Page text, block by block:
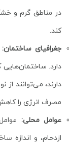
در مناطق گرم و
کند.
جغرافیای ساختمان:
دارد.
دارند، می‌توانند
مصرف انرژی را
عوامل محلی:
ازدحام، و اندازه